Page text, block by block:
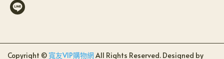
Copyright © 寬友VIP購物網All Rights Reserved. Designed by